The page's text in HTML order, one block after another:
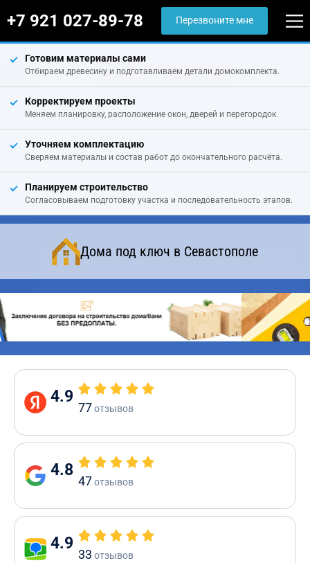
+7 921 027-89-78 Перезвоните мне
Готовим материалы сами
Отбираем древесину и подготавливаем детали домокомплекта.
Корректируем проекты
Меняем планировку, расположение окон, дверей и перегородок.
Уточняем комплектацию
Сверяем материалы и состав работ до окончательного расчёта.
Планируем строительство
Согласовываем подготовку участка и последовательность этапов.
Дома под ключ в Севастополе
4.9
77отзывов
4.8
47отзывов
4.9
33 отзывов